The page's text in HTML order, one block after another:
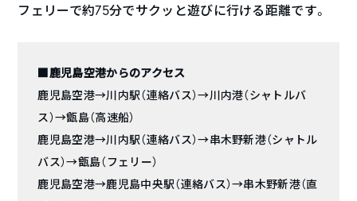
フェリーで約75分でサクッと遊びに行ける距離です。
■鹿児島空港からのアクセス
鹿児島空港→川内駅（連絡バス）→川内港（シャトルバ
ス）→甑島（高速船）
鹿児島空港→川内駅（連絡バス）→串木野新港（シャトル
バス）→甑島（フェリー）
鹿児島空港→鹿児島中央駅（連絡バス）→串木野新港（直